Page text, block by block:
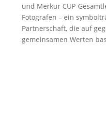
und Merkur CUP-
Fotografen – ein
Partnerschaft, die auf
gemeinsamen Werten